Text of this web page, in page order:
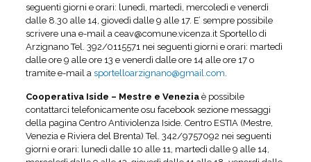
seguenti giorni e orari: lunedì, martedì, mercoledì e venerdì
dalle 8.30 alle 14, giovedì dalle 9 alle 17. E’ sempre possibile
scrivere una e-mail a ceav@comune.vicenza.it Sportello di
Arzignano Tel. 392/0115571 nei seguenti giorni e orari: martedì
dalle ore 9 alle ore 13 e venerdì dalle ore 14 alle ore 17 o
tramite e-mail a sportelloarzignano@gmail.com.
Cooperativa Iside – Mestre e Venezia è possibile
contattarci telefonicamente osu facebook sezione messaggi
della pagina Centro Antiviolenza Iside. Centro ESTIA (Mestre,
Venezia e Riviera del Brenta) Tel. 342/9757092 nei seguenti
giorni e orari: lunedì dalle 10 alle 11, martedì dalle 9 alle 14,